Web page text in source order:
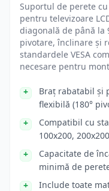
Suportul de perete
pentru televizoare
diagonală de până la
pivotare, înclinare și
standardele VESA
necesare pentru
Braț rabatabil și
flexibilă (180°
Compatibil cu
100x200,
Capacitate de
minimă de
Include toate